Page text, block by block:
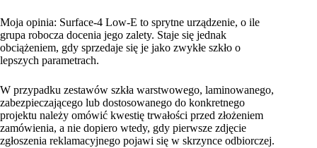
Moja opinia: Surface-4 Low-E to sprytne urządzenie, o ile
grupa robocza docenia jego zalety. Staje się jednak
obciążeniem, gdy sprzedaje się je jako zwykłe szkło o
lepszych parametrach.
W przypadku zestawów szkła warstwowego, laminowanego,
zabezpieczającego lub dostosowanego do konkretnego
projektu należy omówić kwestię trwałości przed złożeniem
zamówienia, a nie dopiero wtedy, gdy pierwsze zdjęcie
zgłoszenia reklamacyjnego pojawi się w skrzynce odbiorczej.